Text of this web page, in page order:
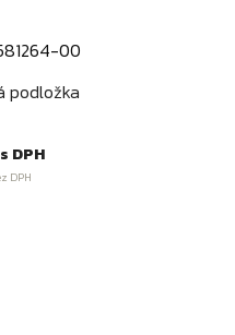
00
podložka
s DPH
DPH